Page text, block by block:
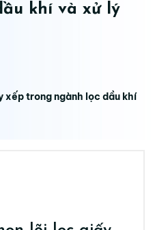
khí và xử lý
xếp trong ngành lọc dầu khí